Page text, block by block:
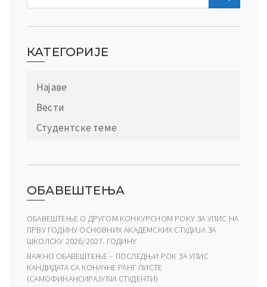
КАТЕГОРИЈЕ
Најаве
Вести
Студентске теме
ОБАВЕШТЕЊА
ОБАВЕШТЕЊЕ О ДРУГОМ КОНКУРСНОМ РОКУ ЗА УПИС НА
ПРВУ ГОДИНУ ОСНОВНИХ АКАДЕМСКИХ СТУДИЈА ЗА
ШКОЛСКУ 2026/2027. ГОДИНУ
ВАЖНО ОБАВЕШТЕЊЕ – ПОСЛЕДЊИ РОК ЗА УПИС
КАНДИДАТА СА КОНАЧНЕ РАНГ ЛИСТЕ
(САМОФИНАНСИРАЈУЋИ СТУДЕНТИ)